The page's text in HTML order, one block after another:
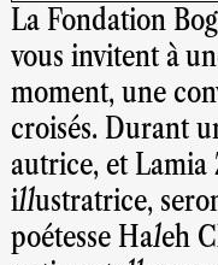
La Fondation
vous invitent à
moment, une
croisés. Durant
autrice, et Lamia
illustratrice,
poétesse Haleh